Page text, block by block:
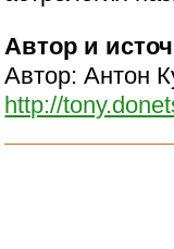
Автор и
Автор: Антон
http://